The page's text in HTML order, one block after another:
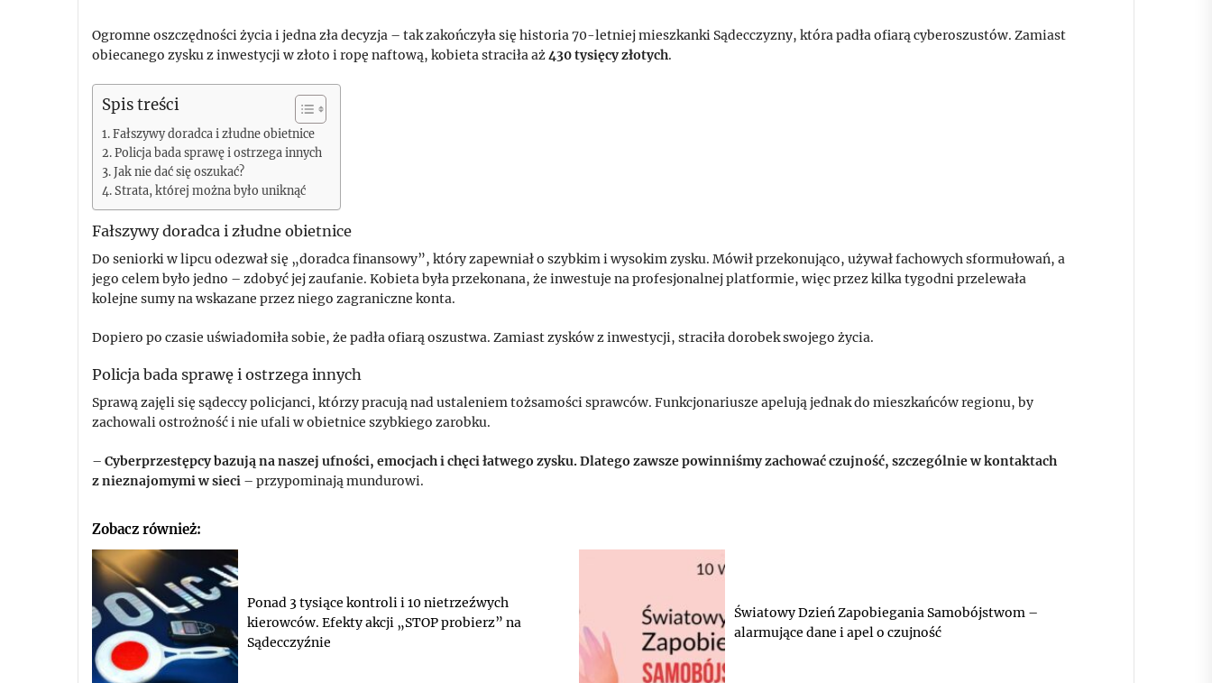
Ogromne oszczędności życia i jedna zła decyzja – tak zakończyła się historia 70-letniej mieszkanki Sądecczyzny, która padła ofiarą cyberoszustów. Zamiast
obiecanego zysku z inwestycji w złoto i ropę naftową, kobieta straciła aż430 tysięcy złotych.
Spis treści
Fałszywy doradca i złudne obietnice
Policja bada sprawę i ostrzega innych
Jak nie dać się oszukać?
Strata, której można było uniknąć
Fałszywy doradca i złudne obietnice
Do seniorki w lipcu odezwał się „doradca finansowy”, który zapewniał o szybkim i wysokim zysku. Mówił przekonująco, używał fachowych sformułowań, a
jego celem było jedno – zdobyć jej zaufanie. Kobieta była przekonana, że inwestuje na profesjonalnej platformie, więc przez kilka tygodni przelewała
kolejne sumy na wskazane przez niego zagraniczne konta.
Dopiero po czasie uświadomiła sobie, że padła ofiarą oszustwa. Zamiast zysków z inwestycji, straciła dorobek swojego życia.
Policja bada sprawę i ostrzega innych
Sprawą zajęli się sądeccy policjanci, którzy pracują nad ustaleniem tożsamości sprawców. Funkcjonariusze apelują jednak do mieszkańców regionu, by
zachowali ostrożność i nie ufali w obietnice szybkiego zarobku.
– Cyberprzestępcy bazują na naszej ufności, emocjach i chęci łatwego zysku. Dlatego zawsze powinniśmy zachować czujność, szczególnie w kontaktach
z nieznajomymi w sieci – przypominają mundurowi.
Zobacz również:
Ponad 3 tysiące kontroli i 10 nietrzeźwych
kierowców. Efekty akcji „STOP probierz” na
Sądecczyźnie
Światowy Dzień Zapobiegania Samobójstwom –
alarmujące dane i apel o czujność